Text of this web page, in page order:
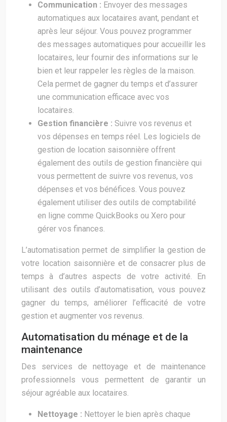
Communication : Envoyer des messages
automatiques aux locataires avant, pendant et
après leur séjour. Vous pouvez programmer
des messages automatiques pour accueillir les
locataires, leur fournir des informations sur le
bien et leur rappeler les règles de la maison.
Cela permet de gagner du temps et d’assurer
une communication efficace avec vos
locataires.
Gestion financière : Suivre vos revenus et
vos dépenses en temps réel. Les logiciels de
gestion de location saisonnière offrent
également des outils de gestion financière qui
vous permettent de suivre vos revenus, vos
dépenses et vos bénéfices. Vous pouvez
également utiliser des outils de comptabilité
en ligne comme QuickBooks ou Xero pour
gérer vos finances.
L’automatisation permet de simplifier la gestion de
votre location saisonnière et de consacrer plus de
temps à d’autres aspects de votre activité. En
utilisant des outils d’automatisation, vous pouvez
gagner du temps, améliorer l’efficacité de votre
gestion et augmenter vos revenus.
Automatisation du ménage et de la
maintenance
Des services de nettoyage et de maintenance
professionnels vous permettent de garantir un
séjour agréable aux locataires.
Nettoyage : Nettoyer le bien après chaque